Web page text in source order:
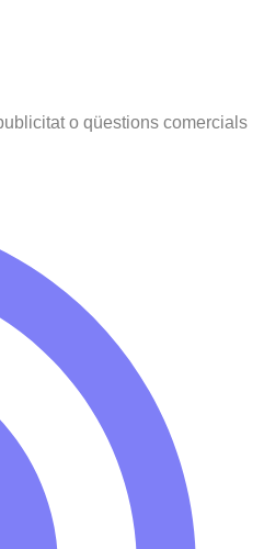
o qüestions comercials